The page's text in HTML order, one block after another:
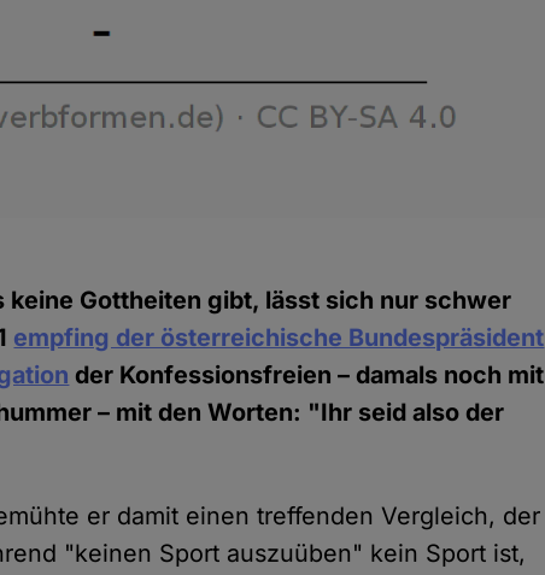
keine Gottheiten gibt, lässt sich nur schwer
empfing der österreichische Bundespräsident
der Konfessionsfreien – damals noch mit
– mit den Worten: "Ihr seid also der
er damit einen treffenden Vergleich, der
"keinen Sport auszuüben" kein Sport ist,